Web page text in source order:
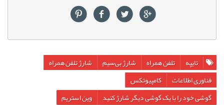
تایپه تلفن همراه شارژ بی‌سیم
شارژ تلفن همراه
فناوری اطلاعات
کامپیوتکس
گوشی خود را با یک گوشی دیگر شارژ کنید
وین استریم